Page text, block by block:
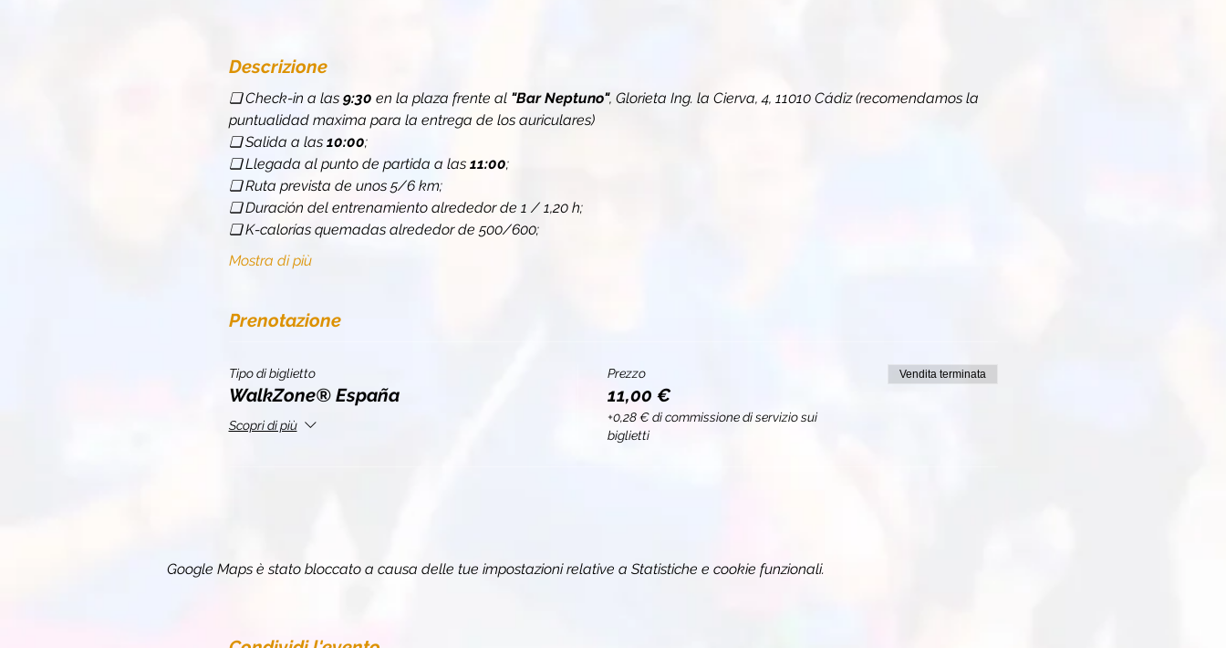
Descrizione
❏ Check-in a las 9:30 en la plaza frente al "Bar Neptuno", Glorieta Ing. la Cierva, 4, 11010 Cádiz (recomendamos la
puntualidad maxima para la entrega de los auriculares)
❏ Salida a las 10:00;
❏ Llegada al punto de partida a las 11:00;
❏ Ruta prevista de unos 5/6 km;
❏ Duración del entrenamiento alrededor de 1 / 1,20 h;
❏ K-calorías quemadas alrededor de 500/600;
Mostra di più
Prenotazione
Tipo di biglietto
WalkZone® España
Scopri di più
Prezzo
11,00 €
+0,28 € di commissione di servizio sui
biglietti
Vendita terminata
Google Maps è stato bloccato a causa delle tue impostazioni relative a Statistiche e cookie funzionali.